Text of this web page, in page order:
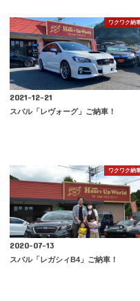
ワクワク納
2021-12-21
スバル「レヴォーグ」ご納車！
ワクワク納
2020-07-13
スバル「レガシィB4」ご納車！